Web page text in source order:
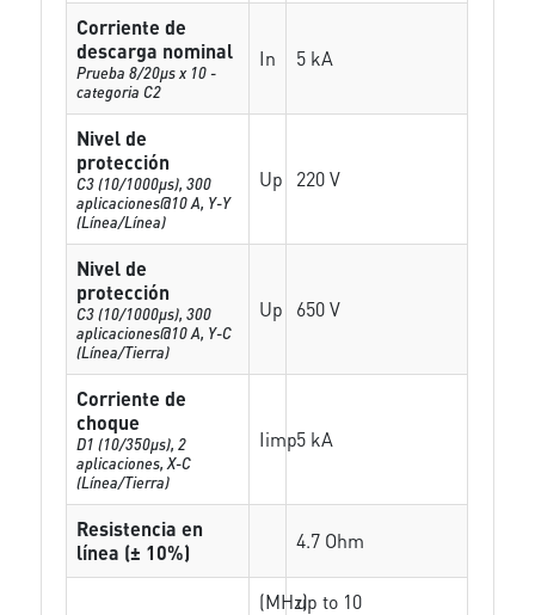
Corriente de
descarga nominal
Prueba 8/20µs x 10 -
categoria C2
In 5 kA
Nivel de
protección
C3 (10/1000μs), 300
aplicaciones@10 A, Y-Y
(Línea/Línea)
Up 220 V
Nivel de
protección
C3 (10/1000μs), 300
aplicaciones@10 A, Y-C
(Línea/Tierra)
Up 650 V
Corriente de
choque
D1 (10/350μs), 2
aplicaciones, X-C
(Línea/Tierra)
Iimp5 kA
Resistencia en
línea (± 10%)
4.7 Ohm
(MHz)up to 10